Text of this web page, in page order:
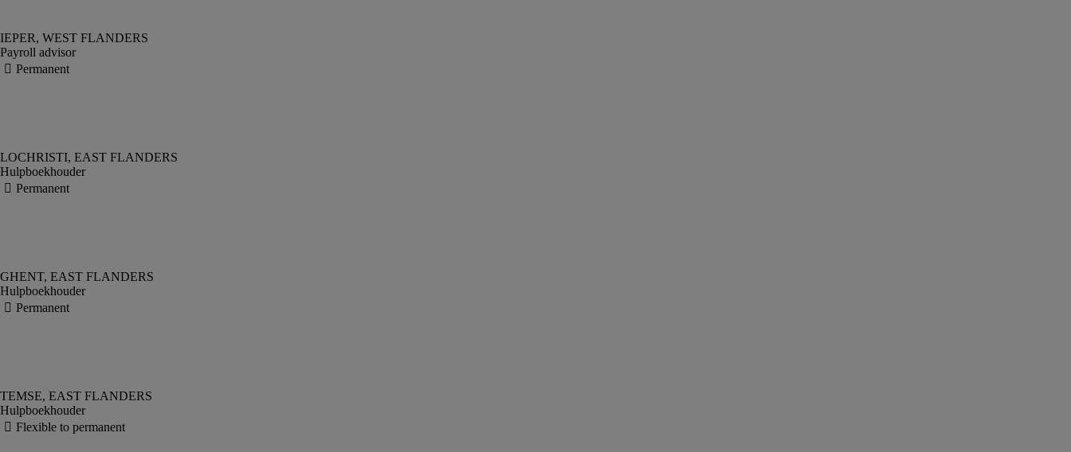
Payroll advisor
Hulpboekhouder
Hulpboekhouder
Hulpboekhouder